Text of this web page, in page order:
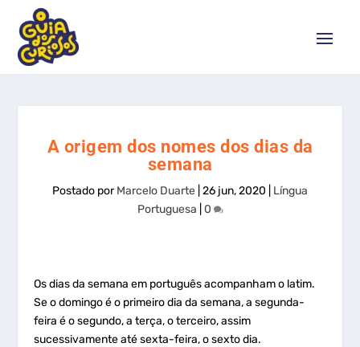
A origem dos nomes dos dias da
semana
Postado porMarcelo Duarte 26 jun, 2020
Língua
Portuguesa
0
Os dias da semana em português acompanham o latim.
Se o domingo é o primeiro dia da semana, a segunda-
feira é o segundo, a terça, o terceiro, assim
sucessivamente até sexta-feira, o sexto dia.